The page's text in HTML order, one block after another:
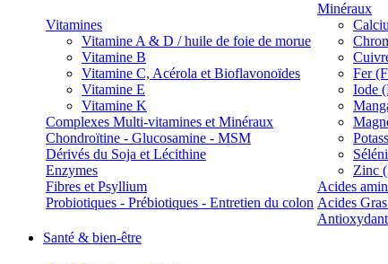
Vitamines
Vitamine A & D / huile de foie de morue
Vitamine B
Vitamine C, Acérola et Bioflavonoïdes
Vitamine E
Vitamine K
Complexes Multi-vitamines et Minéraux
Chondroïtine - Glucosamine - MSM
Dérivés du Soja et Lécithine
Enzymes
Fibres et Psyllium
Probiotiques - Prébiotiques - Entretien du colon
Minéraux
Fer
Iode
Zinc
Acides
Acides
Santé & bien-être